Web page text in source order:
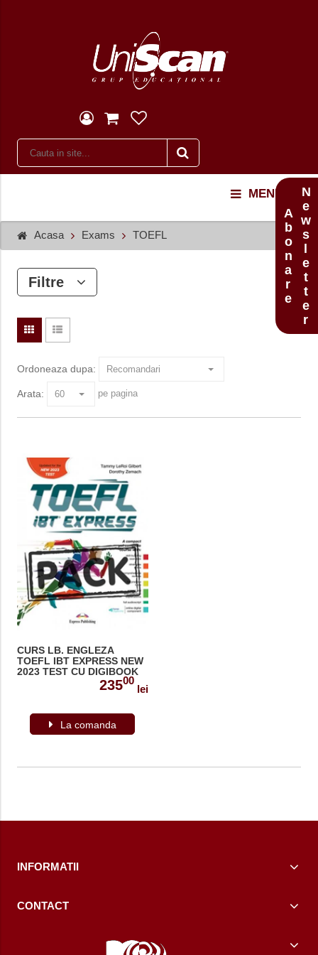
MENU
Acasa Exams TOEFL
Filtre
Ordoneaza dupa:
Arata: pe pagina
CURS LB. ENGLEZA
TOEFL IBT EXPRESS NEW
2023 TEST CU DIGIBOOK
23500
lei
La comanda
INFORMATII
CONTACT
Newsletter
Abonare